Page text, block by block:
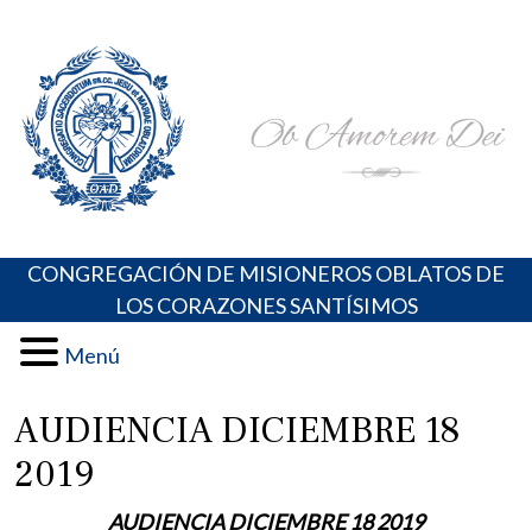
content
Portal de los Padres Oblatos. Advocaciones Marianas,
Oraciones, Música religiosa y más
CONGREGACIÓN DE MISIONEROS OBLATOS DE
LOS CORAZONES SANTÍSIMOS
Menú
AUDIENCIA DICIEMBRE 18
2019
AUDIENCIA DICIEMBRE 18 2019